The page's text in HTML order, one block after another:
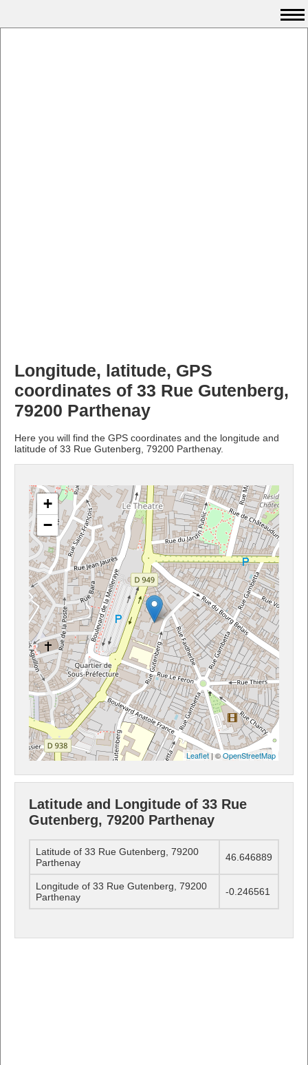
Longitude, latitude, GPS
coordinates of 33 Rue Gutenberg,
79200 Parthenay
Here you will find the GPS coordinates and the longitude and
latitude of 33 Rue Gutenberg, 79200 Parthenay.
+
−
Leaflet| ©OpenStreetMap
Latitude and Longitude of 33 Rue
Gutenberg, 79200 Parthenay
Latitude of 33 Rue Gutenberg, 79200
Parthenay
46.646889
Longitude of 33 Rue Gutenberg, 79200
Parthenay
-0.246561